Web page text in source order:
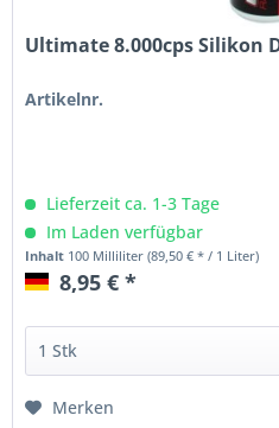
Ultimate 8.000cps Silikon
Artikelnr.
Lieferzeit ca. 1-3 Tage
Im Laden verfügbar
Inhalt 100 Milliliter(89,50 € * / 1 Liter)
8,95 € *
Merken